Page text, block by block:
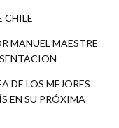
CHILE
MANUEL MAESTRE
DE LOS MEJORES
EN SU PRÓXIMA